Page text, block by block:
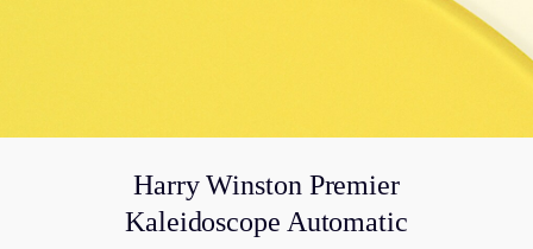
Harry Winston Premier
Kaleidoscope Automatic